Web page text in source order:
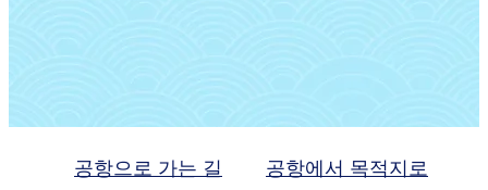
공항으로 가는 길 공항에서 목적지로